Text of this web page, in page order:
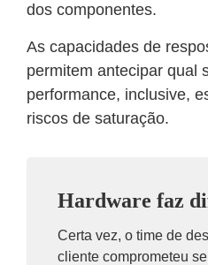
dos componentes.
As capacidades de
permitem antecipar qual
performance, inclusive,
riscos de saturação.
Hardware faz
Certa vez, o time de
cliente comprometeu